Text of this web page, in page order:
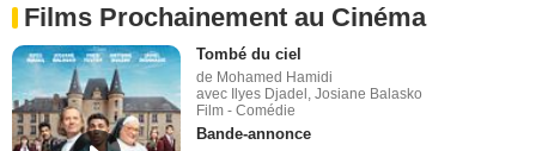
Films Prochainement au Cinéma
Tombé du ciel
de Mohamed Hamidi
avec Ilyes Djadel, Josiane Balasko
Film - Comédie
Bande-annonce